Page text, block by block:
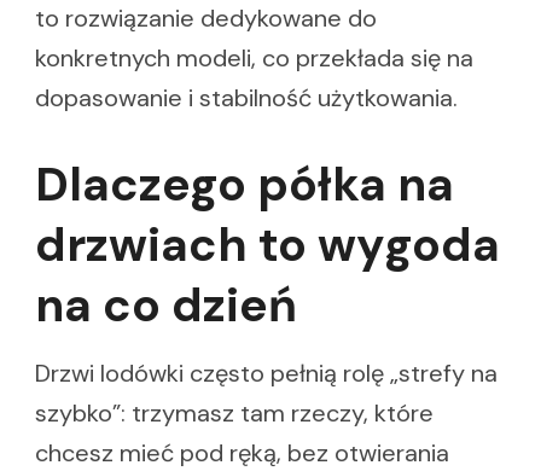
to rozwiązanie dedykowane do
konkretnych modeli, co przekłada się na
dopasowanie i stabilność użytkowania.
Dlaczego półka na
drzwiach to wygoda
na co dzień
Drzwi lodówki często pełnią rolę „strefy na
szybko”: trzymasz tam rzeczy, które
chcesz mieć pod ręką, bez otwierania